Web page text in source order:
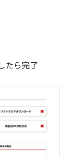
たら完了